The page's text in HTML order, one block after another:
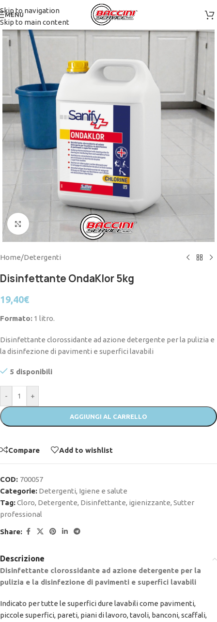
Skip to navigation
Skip to main content
MENU
Click to enlarge
Home/Detergenti
Disinfettante OndaKlor 5kg
19,40€
Formato: 1 litro.
Disinfettante clorossidante ad azione detergente per la pulizia e
la disinfezione di pavimenti e superfici lavabili
5 disponibili
- +
AGGIUNGI AL CARRELLO
Compare Add to wishlist
COD: 700057
Categorie: Detergenti, Igiene e salute
Tag:Cloro, Detergente, Disinfettante, igienizzante, Sutter
professional
Share:
Descrizione
Disinfettante clorossidante ad azione detergente per la
pulizia e la disinfezione di pavimenti e superfici lavabili
Indicato per tutte le superfici dure lavabili come pavimenti,
piccole superfici, pareti, piani di lavoro, tavoli, banconi, scaffali,